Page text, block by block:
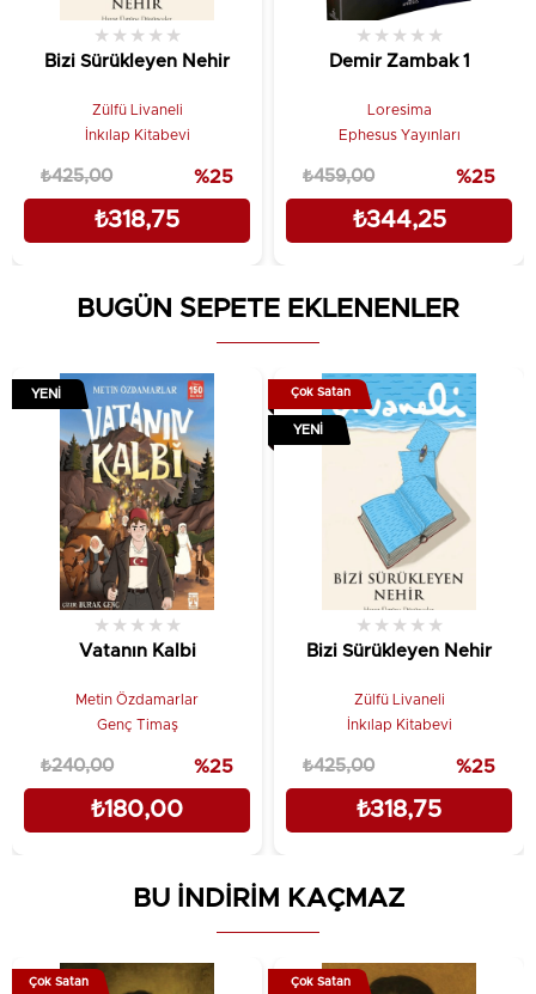
Bizi Sürükleyen Nehir
★ ★ ★ ★ ★
Zülfü Livaneli
İnkılap Kitabevi
₺318,75
₺425,00 %25
Demir Zambak 1
★ ★ ★ ★ ★
Loresima
Ephesus Yayınları
₺344,25
₺459,00 %25
BUGÜN SEPETE EKLENENLER
Vatanın Kalbi
★ ★ ★ ★ ★
Metin Özdamarlar
Genç Timaş
₺180,00
₺240,00 %25
YENI
Bizi Sürükleyen Nehir
★ ★ ★ ★ ★
Zülfü Livaneli
İnkılap Kitabevi
₺318,75
₺425,00 %25
Çok Satan
YENI
BU İNDİRİM KAÇMAZ
Çok Satan Çok Satan